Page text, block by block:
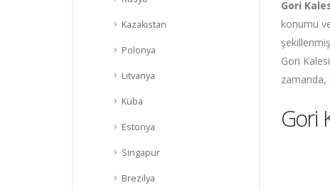
Kazakistan
Polonya
Litvanya
Küba
Estonya
Singapur
Brezilya
Gori
konumu
Gori
zamanda,
Gori